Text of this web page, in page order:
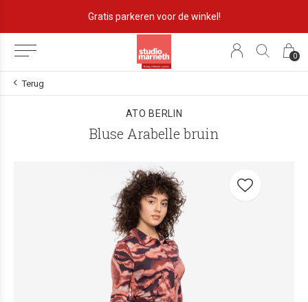
0
Gratis parkeren voor de winkel!
Terug
ATO BERLIN
Bluse Arabelle bruin